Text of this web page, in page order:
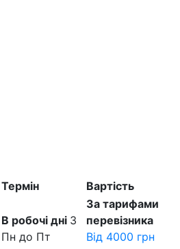
Термін Вартість
В робочі дні З
Пн до Пт
За тарифами
перевізника
Від 4000 грн